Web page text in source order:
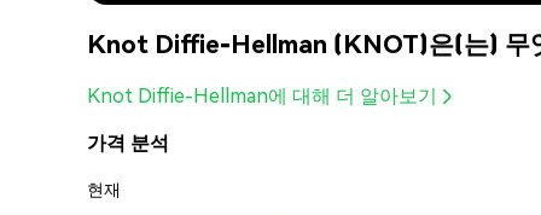
Knot Diffie-Hellman (KNOT)은(는) 무
Knot Diffie-Hellman에 대해 더 알아보기
가격 분석
현재